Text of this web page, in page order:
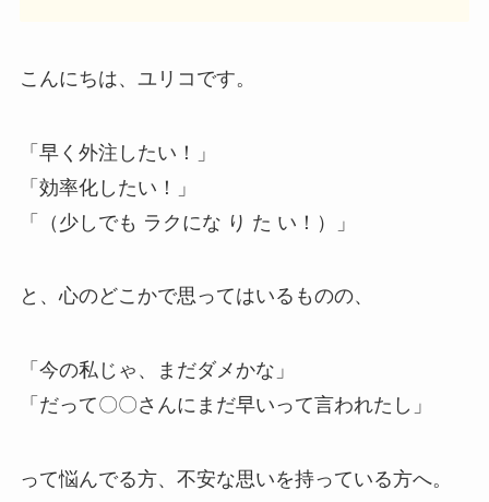
こんにちは、ユリコです。
「早く外注したい！」
「効率化したい！」
「（少しでも ラクにな り た い！）」
と、心のどこかで思ってはいるものの、
「今の私じゃ、まだダメかな」
「だって〇〇さんにまだ早いって言われたし」
って悩んでる方、不安な思いを持っている方へ。